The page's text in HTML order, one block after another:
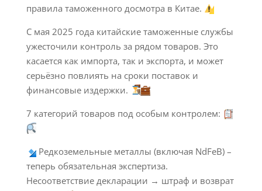
правила таможенного досмотра в Китае.
С мая 2025 года китайские таможенные службы
ужесточили контроль за рядом товаров. Это
касается как импорта, так и экспорта, и может
серьёзно повлиять на сроки поставок и
финансовые издержки.
7 категорий товаров под особым контролем:
Редкоземельные металлы (включая NdFeB) –
теперь обязательная экспертиза.
Несоответствие декларации → штраф и возврат